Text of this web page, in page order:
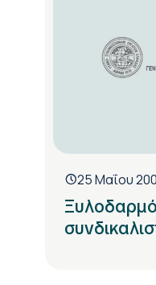
25 Μαΐου